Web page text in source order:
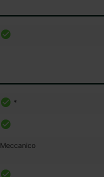
*
Meccanico